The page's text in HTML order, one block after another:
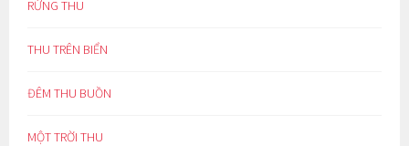
RỪNG THU
THU TRÊN BIỂN
ĐÊM THU BUỒN
MỘT TRỜI THU